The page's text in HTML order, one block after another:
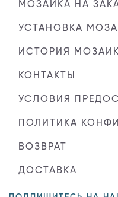
МОЗАИКА НА
УСТАНОВКА
ИСТОРИЯ
КОНТАКТЫ
УСЛОВИЯ
ПОЛИТИКА
ВОЗВРАТ
ДОСТАВКА